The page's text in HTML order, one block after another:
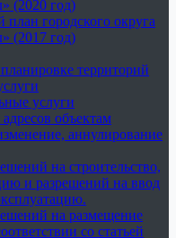
(2020 год)
план городского округа
(2017 год)
территорий
услуги
объектам
аннулирование
на строительство,
и разрешений на ввод
на размещение
со статьей